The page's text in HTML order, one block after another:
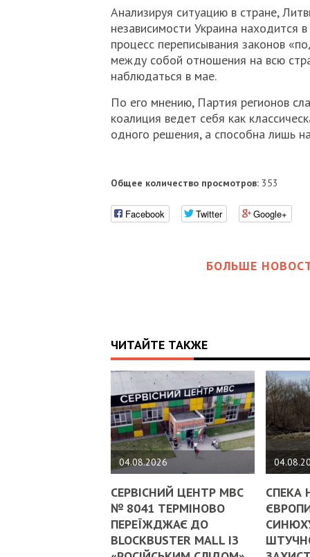
Анализируя ситуацию в стране,
независимости Украина находится
процесс переписывания законов
между собой отношения на всю
наблюдаться в мае.
По его мнению, Партия регионов
коалиция ведет себя как
одного решения, а способна лишь
Общее количество просмотров:353
Facebook Twitter Google+
БОЛЬШЕ
ЧИТАЙТЕ ТАКЖЕ
04.08.2026
СЕРВІСНИЙ ЦЕНТР МВС
№ 8041 ТЕРМІНОВО
ПЕРЕЇЖДЖАЄ ДО
BLOCKBUSTER MALL ІЗ
СПЕКА